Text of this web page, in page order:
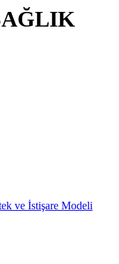
ve İstişare Modeli